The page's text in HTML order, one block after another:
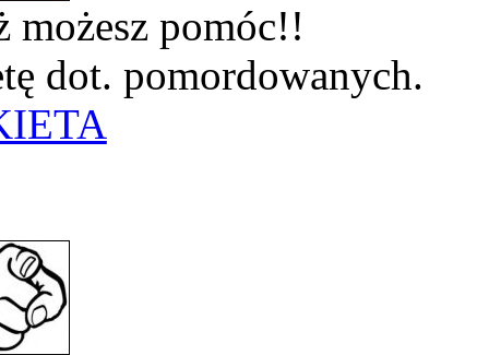
możesz pomóc!!
dot. pomordowanych.